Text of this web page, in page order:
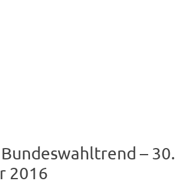
– 30.
2016